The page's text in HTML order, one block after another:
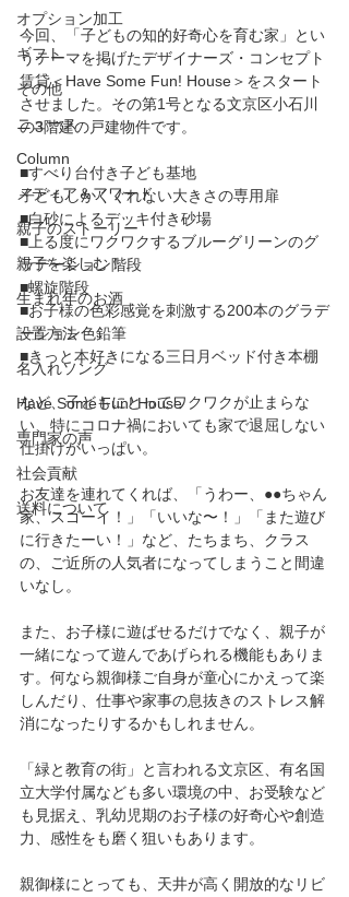
オプション加工
ギフト
その他
ニュース
Column
メディア＆アワード
親子のストーリー
親子を楽しむ！
生まれ年のお酒
設置方法
名入れソング
Have Some Fun! House
専門家の声
社会貢献
送料について
今回、「子どもの知的好奇心を育む家」とい
うテーマを掲げたデザイナーズ・コンセプト
賃貸＜Have Some Fun! House＞をスタート
させました。その第1号となる文京区小石川
の3階建の戸建物件です。
■すべり台付き子ども基地
子どもしかくぐれない大きさの専用扉
■白砂によるデッキ付き砂場
■上る度にワクワクするブルーグリーンのグ
ラデーション階段
■螺旋階段
■お子様の色彩感覚を刺激する200本のグラデ
ーション色鉛筆
■きっと本好きになる三日月ベッド付き本棚
など、子どもにとってワクワクが止まらな
い、特にコロナ禍においても家で退屈しない
仕掛けがいっぱい。
お友達を連れてくれば、「うわー、●●ちゃん
家、スゴーイ！」「いいな〜！」「また遊び
に行きたーい！」など、たちまち、クラス
の、ご近所の人気者になってしまうこと間違
いなし。
また、お子様に遊ばせるだけでなく、親子が
一緒になって遊んであげられる機能もありま
す。何なら親御様ご自身が童心にかえって楽
しんだり、仕事や家事の息抜きのストレス解
消になったりするかもしれません。
「緑と教育の街」と言われる文京区、有名国
立大学付属なども多い環境の中、お受験など
も見据え、乳幼児期のお子様の好奇心や創造
力、感性をも磨く狙いもあります。
親御様にとっても、天井が高く開放的なリビ